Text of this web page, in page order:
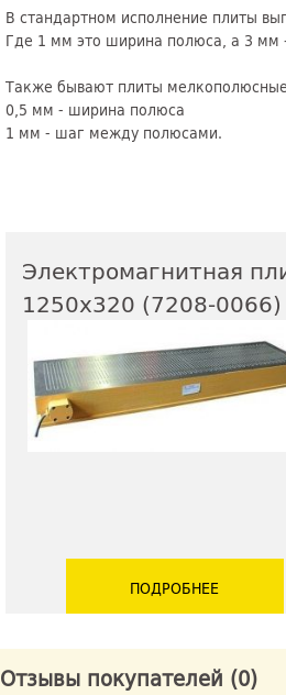
В стандартном исполнение плиты
Где 1 мм это ширина полюса, а 3
Также бывают плиты
0,5 мм - ширина полюса
1 мм - шаг между полюсами.
Электромагнитная
1250х320 (7208-0066)
ПОДРОБНЕЕ
Отзывы покупателей (0)